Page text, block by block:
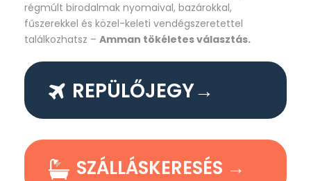
régmúlt birodalmak nyomaival, bazárokkal,
fűszerekkel és közel-keleti vendégszeretettel
találkozhatsz – Amman tökéletes választás.
REPÜLŐJEGY→
SZÁLLÁSKERESÉS →